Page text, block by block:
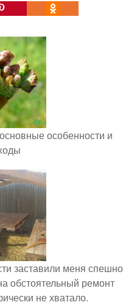
особенности и
заставили меня спешно
обстоятельный ремонт
не хватало.